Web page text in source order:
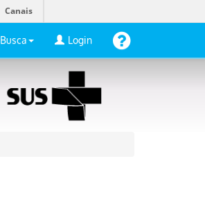
Canais
Busca Login